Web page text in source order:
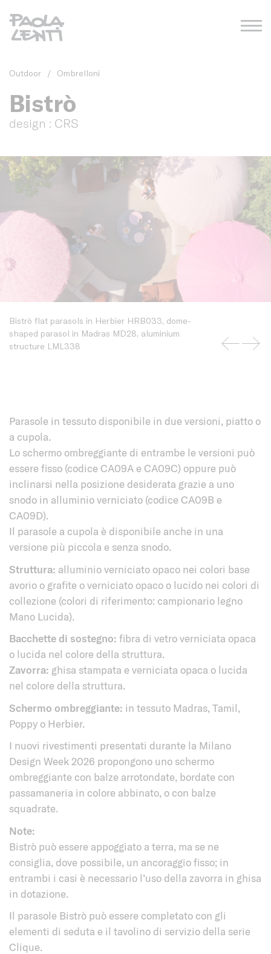
Outdoor / Ombrelloni
Bistrò
design : CRS
Bistrò flat parasols in Herbier HRB033, dome-
shaped parasol in Madras MD28, aluminium
structure LML338
Parasole in tessuto disponibile in due versioni, piatto o
a cupola.
Lo schermo ombreggiante di entrambe le versioni può
essere fisso (codice CA09A e CA09C) oppure può
inclinarsi nella posizione desiderata grazie a uno
snodo in alluminio verniciato (codice CA09B e
CA09D).
Il parasole a cupola è disponibile anche in una
versione più piccola e senza snodo.
Struttura: alluminio verniciato opaco nei colori base
avorio o grafite o verniciato opaco o lucido nei colori di
collezione (colori di riferimento: campionario legno
Mano Lucida).
Bacchette di sostegno: fibra di vetro verniciata opaca
o lucida nel colore della struttura.
Zavorra: ghisa stampata e verniciata opaca o lucida
nel colore della struttura.
Schermo ombreggiante: in tessuto Madras, Tamil,
Poppy o Herbier.
I nuovi rivestimenti presentati durante la Milano
Design Week 2026 propongono uno schermo
ombreggiante con balze arrotondate, bordate con
passamaneria in colore abbinato, o con balze
squadrate.
Note:
Bistrò può essere appoggiato a terra, ma se ne
consiglia, dove possibile, un ancoraggio fisso; in
entrambi i casi è necessario l’uso della zavorra in ghisa
in dotazione.
Il parasole Bistrò può essere completato con gli
elementi di seduta e il tavolino di servizio della serie
Clique.